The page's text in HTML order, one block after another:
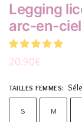
Legging
arc-en-ciel
20.90€
TAILLES FEMMES:
S M